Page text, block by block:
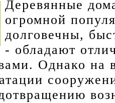
Деревянные
огромной
долговечны,
- обладают
Однако на